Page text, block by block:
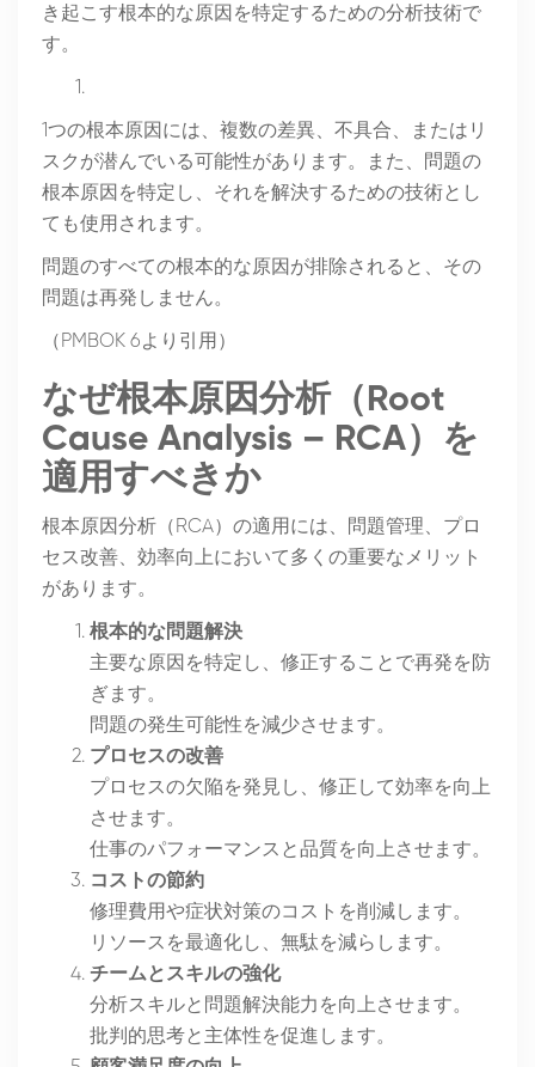
き起こす根本的な原因を特定するための分析技術で
す。
1つの根本原因には、複数の差異、不具合、またはリ
スクが潜んでいる可能性があります。また、問題の
根本原因を特定し、それを解決するための技術とし
ても使用されます。
問題のすべての根本的な原因が排除されると、その
問題は再発しません。
（PMBOK 6より引用）
なぜ根本原因分析（Root
Cause Analysis – RCA）を
適用すべきか
根本原因分析（RCA）の適用には、問題管理、プロ
セス改善、効率向上において多くの重要なメリット
があります。
根本的な問題解決
主要な原因を特定し、修正することで再発を防
ぎます。
問題の発生可能性を減少させます。
プロセスの改善
プロセスの欠陥を発見し、修正して効率を向上
させます。
仕事のパフォーマンスと品質を向上させます。
コストの節約
修理費用や症状対策のコストを削減します。
リソースを最適化し、無駄を減らします。
チームとスキルの強化
分析スキルと問題解決能力を向上させます。
批判的思考と主体性を促進します。